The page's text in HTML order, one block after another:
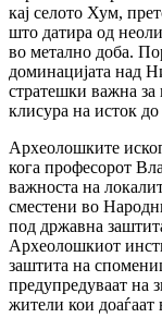
кај селото Хум,
што датира од
во метално доба.
доминацијата над
стратешки важна за
клисура на исток до
Археолошките
кога професорот
важноста на
сместени во
под државна
Археолошкиот
заштита на
предупредуваат на
жители кои доаѓаат